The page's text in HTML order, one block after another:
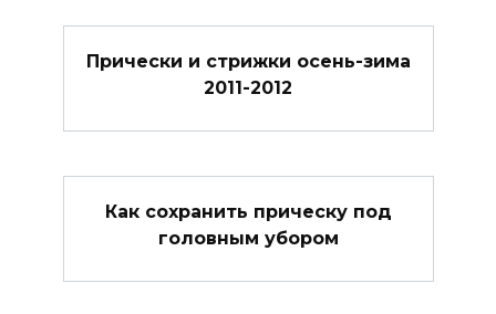
Прически и стрижки осень-зима
2011-2012
Как сохранить прическу под
головным убором